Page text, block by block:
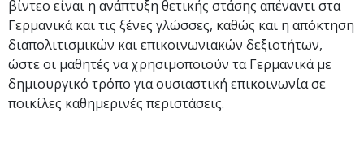
βίντεο είναι η ανάπτυξη θετικής στάσης απέναντι στα
Γερμανικά και τις ξένες γλώσσες, καθώς και η απόκτηση
διαπολιτισμικών και επικοινωνιακών δεξιοτήτων,
ώστε οι μαθητές να χρησιμοποιούν τα Γερμανικά με
δημιουργικό τρόπο για ουσιαστική επικοινωνία σε
ποικίλες καθημερινές περιστάσεις.